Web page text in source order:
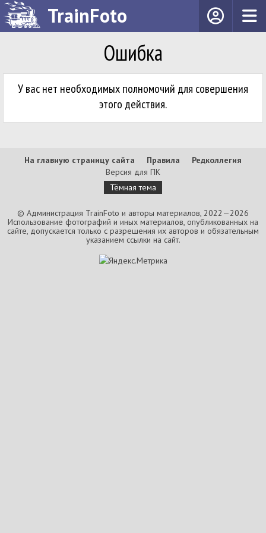
TrainFoto
Ошибка
У вас нет необходимых полномочий для совершения
этого действия.
На главную страницу сайта Правила
Редколлегия
Версия для ПК
Тёмная тема
© Администрация TrainFoto и авторы материалов, 2022—2026
Использование фотографий и иных материалов, опубликованных на
сайте, допускается только с разрешения их авторов и обязательным
указанием ссылки на сайт.